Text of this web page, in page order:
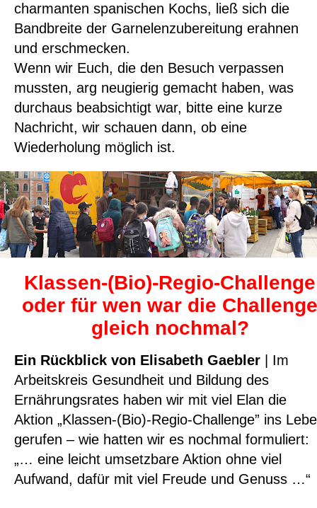
charmanten spanischen Kochs, ließ sich die
Bandbreite der Garnelenzubereitung erahnen
und erschmecken.
Wenn wir Euch, die den Besuch verpassen
mussten, arg neugierig gemacht haben, was
durchaus beabsichtigt war, bitte eine kurze
Nachricht, wir schauen dann, ob eine
Wiederholung möglich ist.
Klassen-(Bio)-Regio-Challenge
oder für wen war die Challenge
gleich nochmal?
Ein Rückblick von Elisabeth Gaebler | Im
Arbeitskreis Gesundheit und Bildung des
Ernährungsrates haben wir mit viel Elan die
Aktion „Klassen-(Bio)-Regio-Challenge” ins
gerufen – wie hatten wir es nochmal formuliert:
„… eine leicht umsetzbare Aktion ohne viel
Aufwand, dafür mit viel Freude und Genuss …“